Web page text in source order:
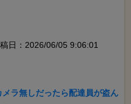
日：2026/06/05 9:06:01
ラ無しだったら配達員が盗ん